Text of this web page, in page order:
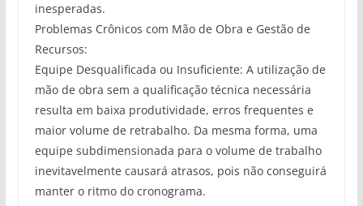
inesperadas.
Problemas Crônicos com Mão de Obra e Gestão de
Recursos:
Equipe Desqualificada ou Insuficiente: A utilização de
mão de obra sem a qualificação técnica necessária
resulta em baixa produtividade, erros frequentes e
maior volume de retrabalho. Da mesma forma, uma
equipe subdimensionada para o volume de trabalho
inevitavelmente causará atrasos, pois não conseguirá
manter o ritmo do cronograma.